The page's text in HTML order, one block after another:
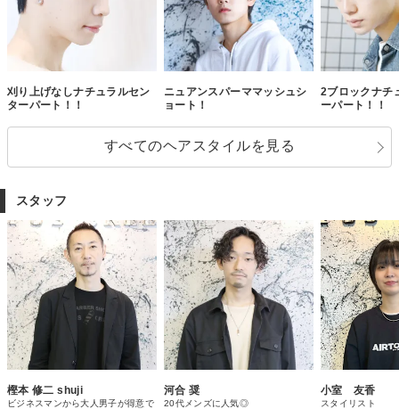
刈り上げなしナチュラルセン
ターパート！！
ニュアンスパーママッシュシ
ョート！
2ブロックナチ
ーパート！！
すべてのヘアスタイルを見る
スタッフ
樫本 修二 shuji
ビジネスマンから大人男子が得意で
河合 奨
20代メンズに人気◎
小室 友香
スタイリスト